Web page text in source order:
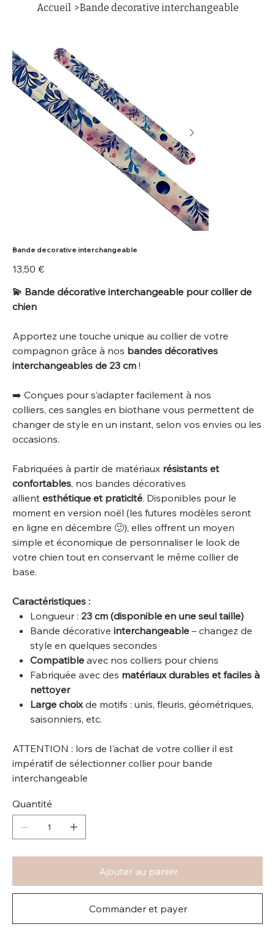
Accueil >Bande decorative interchangeable
Bande decorative interchangeable
Prix
13,50 €
💫​ Bande décorative interchangeable pour collier de
chien
Apportez une touche unique au collier de votre
compagnon grâce à nos bandes décoratives
interchangeables de 23 cm !
​➡️​ Conçues pour s’adapter facilement à nos
colliers, ces sangles en biothane vous permettent de
changer de style en un instant, selon vos envies ou les
occasions.
Fabriquées à partir de matériaux résistants et
confortables, nos bandes décoratives
allient esthétique et praticité. Disponibles pour le
moment en version noël (les futures modèles seront
en ligne en décembre 🙂​), elles offrent un moyen
simple et économique de personnaliser le look de
votre chien tout en conservant le même collier de
base.
Caractéristiques :
Longueur : 23 cm (disponible en une seul taille)
Bande décorative interchangeable– changez de
style en quelques secondes
Compatibleavec nos colliers pour chiens
Fabriquée avec des matériaux durables et faciles à
nettoyer
Large choixde motifs : unis, fleuris, géométriques,
saisonniers, etc.
ATTENTION : lors de l'achat de votre collier il est
impératif de sélectionner collier pour bande
interchangeable
Quantité
Ajouter au panier
Commander et payer